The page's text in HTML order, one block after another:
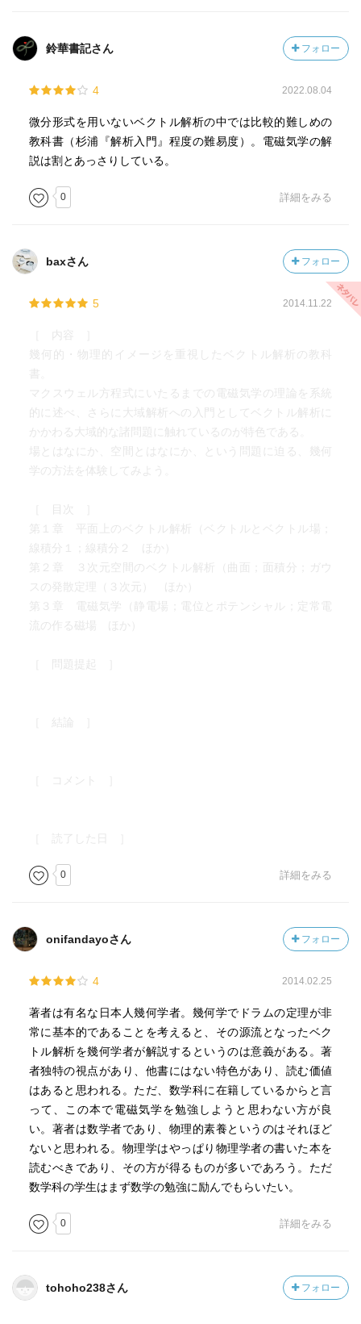
鈴華書記さん フォロー
4 2022.08.04
微分形式を用いないベクトル解析の中では比較的難しめの
教科書（杉浦『解析入門』程度の難易度）。電磁気学の解
説は割とあっさりしている。
0 詳細をみる
baxさん フォロー
5 2014.11.22
［ 内容 ］
幾何的・物理的イメージを重視したベクトル解析の教科
マクスウェル方程式にいたるまでの電磁気学の理論を系統
的に述べ、さらに大域解析への入門としてベクトル解析に
かかわる大域的な諸問題に触れているのが特色である。
場とはなにか、空間とはなにか、という問題に迫る、幾何
学の方法を体験してみよう。
［ 目次 ］
第１章 平面上のベクトル解析（ベクトルとベクトル場；
線積分１；線積分２ ほか）
第２章 ３次元空間のベクトル解析（曲面；面積分；ガウ
スの発散定理（３次元） ほか）
第３章 電磁気学（静電場；電位とポテンシャル；定常電
流の作る磁場 ほか）
［ 結論 ］
［ コメント ］
［ 読了した日 ］
0 詳細をみる
onifandayoさん フォロー
4 2014.02.25
著者は有名な日本人幾何学者。幾何学でドラムの定理が非
常に基本的であることを考えると、その源流となったベク
トル解析を幾何学者が解説するというのは意義がある。著
者独特の視点があり、他書にはない特色があり、読む価値
はあると思われる。ただ、数学科に在籍しているからと言
って、この本で電磁気学を勉強しようと思わない方が良
い。著者は数学者であり、物理的素養というのはそれほど
ないと思われる。物理学はやっぱり物理学者の書いた本を
読むべきであり、その方が得るものが多いであろう。ただ
数学科の学生はまず数学の勉強に励んでもらいたい。
0 詳細をみる
tohoho238さん フォロー